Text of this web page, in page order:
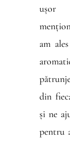
ușor
am
din
și ne
pentru